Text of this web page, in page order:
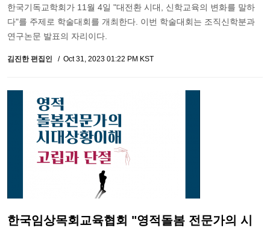
한국기독교학회가 11월 4일 "대전환 시대, 신학교육의 변화를 말하
다"를 주제로 학술대회를 개최한다. 이번 학술대회는 조직신학분과
연구논문 발표의 자리이다.
김진한 편집인 Oct 31, 2023 01:22 PM KST
한국임상목회교육협회 "영적돌봄 전문가의 시